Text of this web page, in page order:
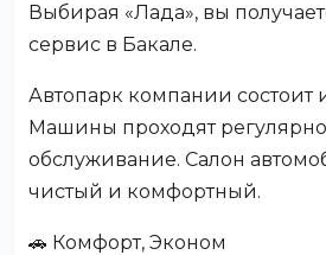
Выбирая «Лада», вы
сервис в Бакале.
Автопарк компании состоит
Машины проходят
обслуживание. Салон
чистый и комфортный.
🚗 Комфорт, Эконом